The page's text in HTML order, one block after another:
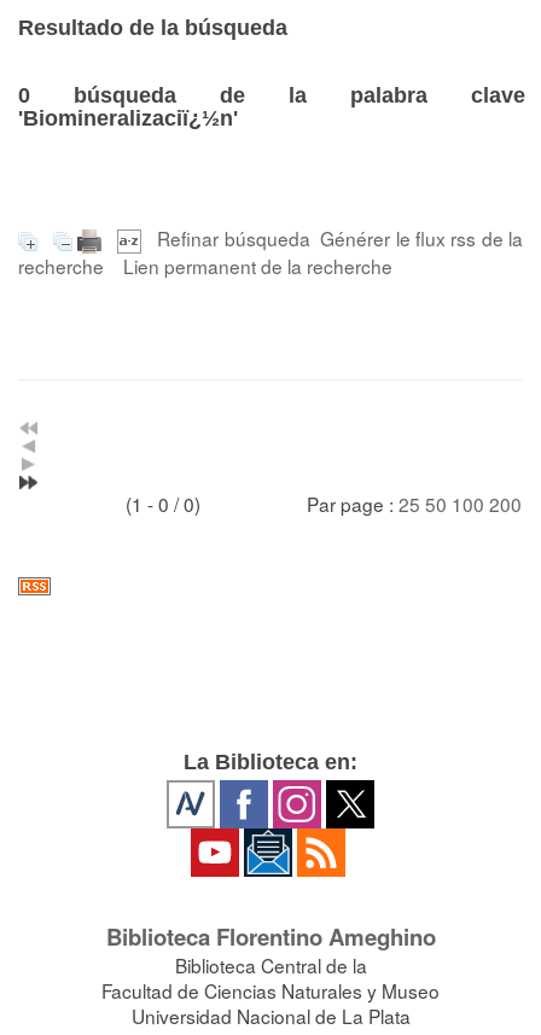
Resultado de la búsqueda
0 búsqueda de la palabra clave
'Biomineralizaciï¿½n'
Refinar búsqueda Générer le flux rss de la
recherche
Lien permanent de la recherche
(1 - 0 / 0) Par page : 25 50 100 200
La Biblioteca en:
Biblioteca Florentino Ameghino
Biblioteca Central de la
Facultad de Ciencias Naturales y Museo
Universidad Nacional de La Plata